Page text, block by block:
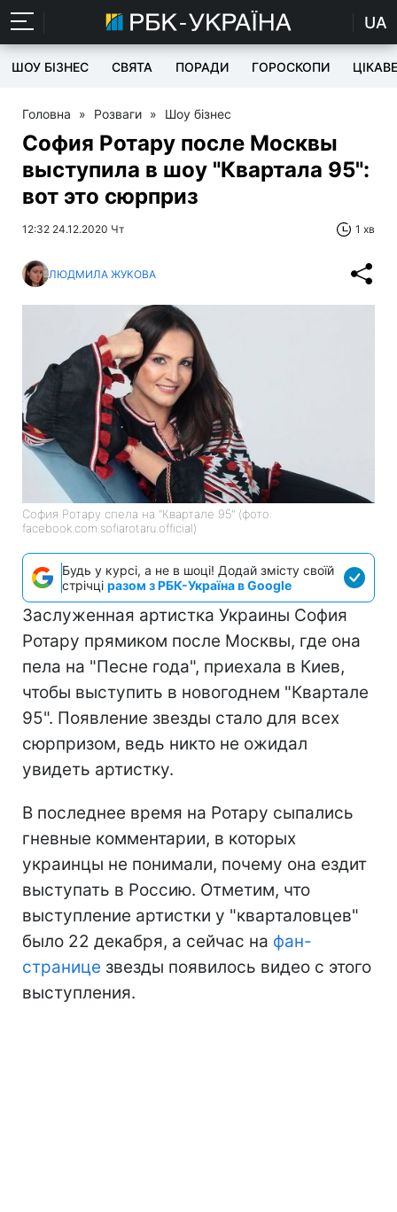
UA
ШОУ БІЗНЕС СВЯТА ПОРАДИ ГОРОСКОПИ ЦІКАВЕ
Головна » Розваги » Шоу бізнес
София Ротару после Москвы
выступила в шоу "Квартала 95":
вот это сюрприз
12:32 24.12.2020 Чт 1 хв
ЛЮДМИЛА ЖУКОВА
София Ротару спела на "Квартале 95" (фото:
facebook.com.sofiarotaru.official)
Будь у курсі, а не в шоці! Додай змісту своїй
стрічці разом з РБК-Україна в Google
Заслуженная артистка Украины София
Ротару прямиком после Москвы, где она
пела на "Песне года", приехала в Киев,
чтобы выступить в новогоднем "Квартале
95". Появление звезды стало для всех
сюрпризом, ведь никто не ожидал
увидеть артистку.
В последнее время на Ротару сыпались
гневные комментарии, в которых
украинцы не понимали, почему она ездит
выступать в Россию. Отметим, что
выступление артистки у "кварталовцев"
было 22 декабря, а сейчас на фан-
странице звезды появилось видео с этого
выступления.